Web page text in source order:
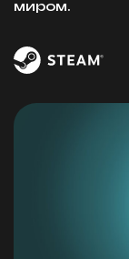
миром.